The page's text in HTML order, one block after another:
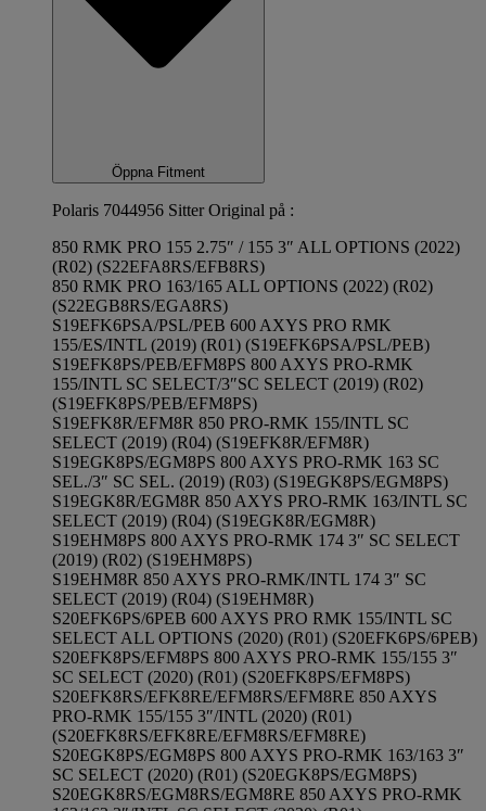
Öppna Fitment
Polaris 7044956 Sitter Original på :
850 RMK PRO 155 2.75″ / 155 3″ ALL OPTIONS (2022)
(R02) (S22EFA8RS/EFB8RS)
850 RMK PRO 163/165 ALL OPTIONS (2022) (R02)
(S22EGB8RS/EGA8RS)
S19EFK6PSA/PSL/PEB 600 AXYS PRO RMK
155/ES/INTL (2019) (R01) (S19EFK6PSA/PSL/PEB)
S19EFK8PS/PEB/EFM8PS 800 AXYS PRO-RMK
155/INTL SC SELECT/3″SC SELECT (2019) (R02)
(S19EFK8PS/PEB/EFM8PS)
S19EFK8R/EFM8R 850 PRO-RMK 155/INTL SC
SELECT (2019) (R04) (S19EFK8R/EFM8R)
S19EGK8PS/EGM8PS 800 AXYS PRO-RMK 163 SC
SEL./3″ SC SEL. (2019) (R03) (S19EGK8PS/EGM8PS)
S19EGK8R/EGM8R 850 AXYS PRO-RMK 163/INTL SC
SELECT (2019) (R04) (S19EGK8R/EGM8R)
S19EHM8PS 800 AXYS PRO-RMK 174 3″ SC SELECT
(2019) (R02) (S19EHM8PS)
S19EHM8R 850 AXYS PRO-RMK/INTL 174 3″ SC
SELECT (2019) (R04) (S19EHM8R)
S20EFK6PS/6PEB 600 AXYS PRO RMK 155/INTL SC
SELECT ALL OPTIONS (2020) (R01) (S20EFK6PS/6PEB)
S20EFK8PS/EFM8PS 800 AXYS PRO-RMK 155/155 3″
SC SELECT (2020) (R01) (S20EFK8PS/EFM8PS)
S20EFK8RS/EFK8RE/EFM8RS/EFM8RE 850 AXYS
PRO-RMK 155/155 3″/INTL (2020) (R01)
(S20EFK8RS/EFK8RE/EFM8RS/EFM8RE)
S20EGK8PS/EGM8PS 800 AXYS PRO-RMK 163/163 3″
SC SELECT (2020) (R01) (S20EGK8PS/EGM8PS)
S20EGK8RS/EGM8RS/EGM8RE 850 AXYS PRO-RMK